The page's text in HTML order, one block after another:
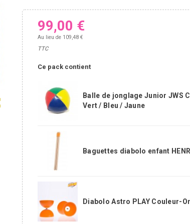
99,00 €
Au lieu de 109,48 €
TTC
Ce pack contient
Balle de jonglage Junior JWS
Vert / Bleu / Jaune
Baguettes diabolo enfant
Diabolo Astro PLAY Couleur-